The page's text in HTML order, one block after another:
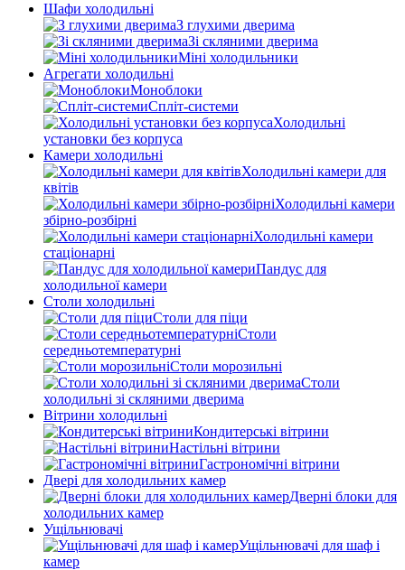
Шафи холодильні
З глухими дверима
Зі скляними дверима
Міні холодильники
Агрегати холодильні
Моноблоки
Спліт-системи
Холодильні
установки без корпуса
Камери холодильні
Холодильні камери для
квітів
Холодильні камери
збірно-розбірні
Холодильні камери
стаціонарні
Пандус для
холодильної камери
Столи холодильні
Столи для піци
Столи
середньотемпературні
Столи морозильні
Столи
холодильні зі скляними дверима
Вітрини холодильні
Кондитерські вітрини
Настільні вітрини
Гастрономічні вітрини
Двері для холодильних камер
Дверні блоки для
холодильних камер
Ущільнювачі
Ущільнювачі для шаф і
камер